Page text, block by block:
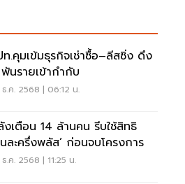
ท.คุมเข้มธุรกิจเช่าซื้อ–ลีสซิ่ง ดึง
นรายเข้ากำกับ
ธ.ค. 2568 | 06:12 น.
งเตือน 14 ล้านคน รีบใช้สิทธิ
ละครึ่งพลัส’ ก่อนจบโครงการ
ธ.ค. 2568 | 11:25 น.